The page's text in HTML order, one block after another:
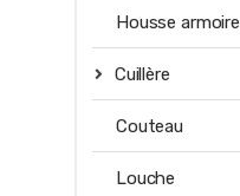
Housse armoire
Cuillère
Couteau
Louche